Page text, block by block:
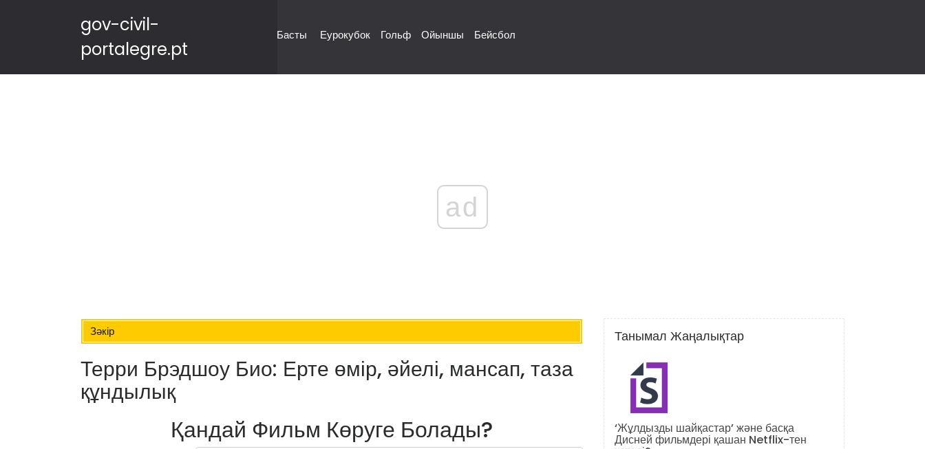
gov-civil-
portalegre.pt
Басты Еурокубок Гольф Ойыншы Бейсбол
ad
Зәкір
Терри Брэдшоу Био: Ерте өмір, әйелі, мансап, таза
құндылық
Қандай Фильм Көруге Болады?
Танымал Жаңалықтар
‘Жұлдызды шайқастар’ және басқа
Дисней фильмдері қашан Netflix-тен